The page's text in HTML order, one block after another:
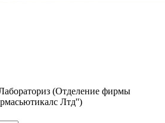
(Отделение фирмы
Лтд'')